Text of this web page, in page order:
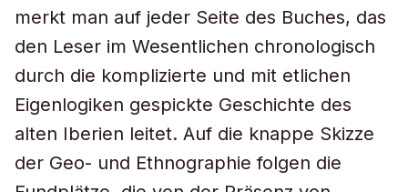
merkt man auf jeder Seite des Buches, das
den Leser im Wesentlichen chronologisch
durch die komplizierte und mit etlichen
Eigenlogiken gespickte Geschichte des
alten Iberien leitet. Auf die knappe Skizze
der Geo- und Ethnographie folgen die